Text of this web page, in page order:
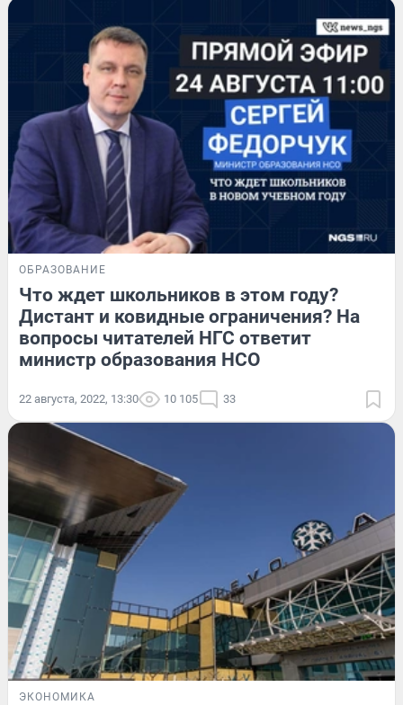
ОБРАЗОВАНИЕ
Что ждет школьников в этом году?
Дистант и ковидные ограничения? На
вопросы читателей НГС ответит
министр образования НСО
22 августа, 2022, 13:30 10 105 33
ЭКОНОМИКА